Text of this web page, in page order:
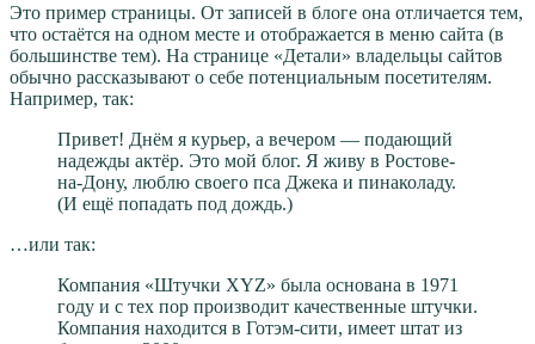
Это пример страницы. От записей в блоге она отличается тем,
что остаётся на одном месте и отображается в меню сайта (в
большинстве тем). На странице «Детали» владельцы сайтов
обычно рассказывают о себе потенциальным посетителям.
Например, так:
Привет! Днём я курьер, а вечером — подающий
надежды актёр. Это мой блог. Я живу в Ростове-
на-Дону, люблю своего пса Джека и пинаколаду.
(И ещё попадать под дождь.)
…или так:
Компания «Штучки XYZ» была основана в 1971
году и с тех пор производит качественные штучки.
Компания находится в Готэм-сити, имеет штат из